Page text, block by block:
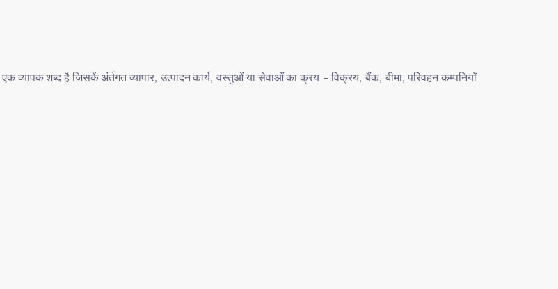
एकव्यापकशब्दहैजिसकेंअंर्तगतव्यापार, उत्पादनकार्य,वस्तुओंयासेवाओंकाक्रय–विक्रय, बैंक, बीमा,परिवहनकम्पनियाॅ